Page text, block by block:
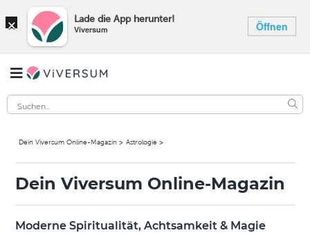
× Lade die App herunter!
Viversum Öffnen
Dein Viversum Online-Magazin Astrologie
Dein Viversum Online-Magazin
Moderne Spiritualität, Achtsamkeit & Magie